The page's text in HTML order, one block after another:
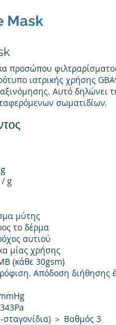
Mask
προσώπου
ιατρικής χρήσης
Αυτό δηλώνει
σωματιδίων.
/ g
μύτης
το δέρμα
αυτιού
μίας χρήσης
(κάθε 30gsm)
Απόδοση διήθησης
＞ Βαθμός 3